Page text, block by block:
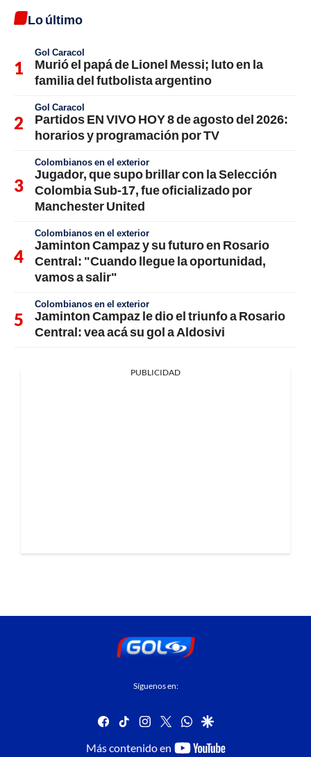
Lo último
Gol Caracol
Murió el papá de Lionel Messi; luto en la
familia del futbolista argentino
Gol Caracol
Partidos EN VIVO HOY 8 de agosto del 2026:
horarios y programación por TV
Colombianos en el exterior
Jugador, que supo brillar con la Selección
Colombia Sub-17, fue oficializado por
Manchester United
Colombianos en el exterior
Jaminton Campaz y su futuro en Rosario
Central: "Cuando llegue la oportunidad,
vamos a salir"
Colombianos en el exterior
Jaminton Campaz le dio el triunfo a Rosario
Central: vea acá su gol a Aldosivi
PUBLICIDAD
Síguenos en:
facebook
tiktok instagram
twitterwhatsapp
google
Más contenido en
youtube-